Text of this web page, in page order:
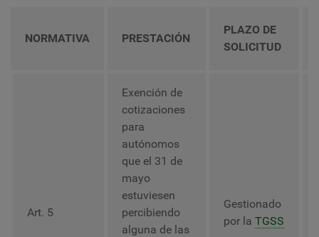
NORMATIVA PRESTACIÓN
PLAZO DE
SOLICITUD
Art. 5
Exención de
cotizaciones
para
autónomos
que el 31 de
mayo
estuviesen
percibiendo
alguna de las
Gestionado
por la TGSS